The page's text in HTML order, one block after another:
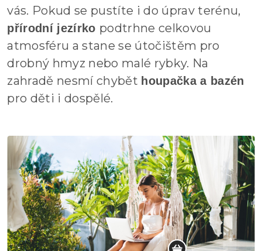
vás. Pokud se pustíte i do úprav terénu,
přírodní jezírko podtrhne celkovou
atmosféru a stane se útočištěm pro
drobný hmyz nebo malé rybky. Na
zahradě nesmí chybět houpačka a bazén
pro děti i dospělé.